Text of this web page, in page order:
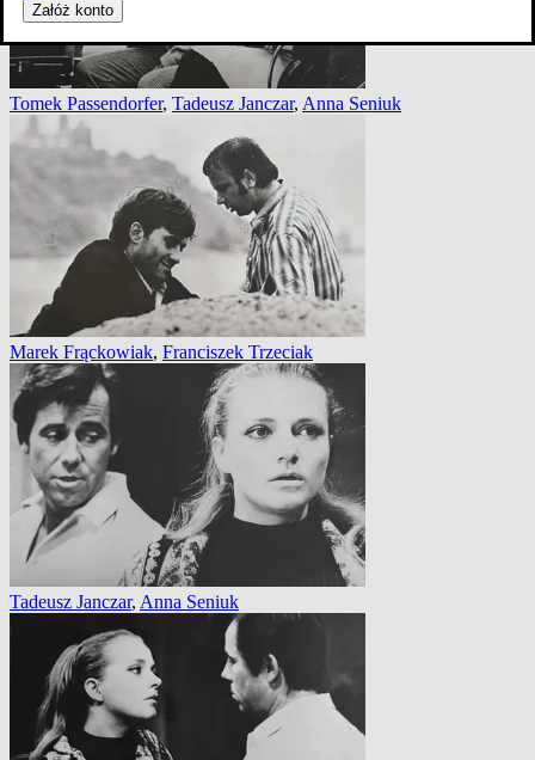
Tomek Passendorfer, Tadeusz Janczar, Anna Seniuk
Marek Frąckowiak, Franciszek Trzeciak
Tadeusz Janczar, Anna Seniuk
Załóż konto